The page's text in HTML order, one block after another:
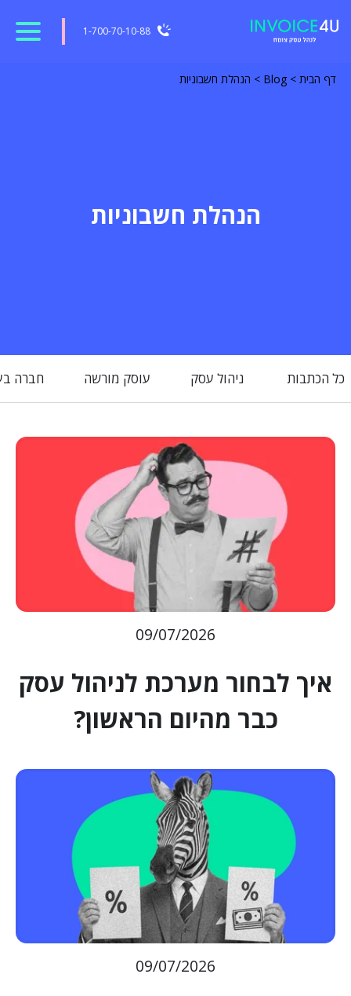
1-700-70-10-88
דף הבית >
Blog
> הנהלת חשבוניות
הנהלת חשבוניות
כל הכתבות ניהול עסק עוסק מורשה חברה
09/07/2026
איך לבחור מערכת לניהול עסק
כבר מהיום הראשון?
09/07/2026